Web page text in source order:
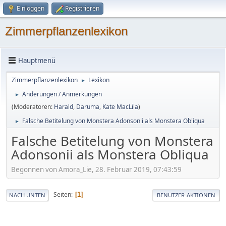
Einloggen Registrieren
Zimmerpflanzenlexikon
Hauptmenü
Zimmerpflanzenlexikon ► Lexikon
►
Änderungen / Anmerkungen
(Moderatoren: Harald, Daruma, Kate MacLila)
► Falsche Betitelung von Monstera Adonsonii als Monstera Obliqua
Falsche Betitelung von Monstera
Adonsonii als Monstera Obliqua
Begonnen von Amora_Lie, 28. Februar 2019, 07:43:59
NACH UNTEN Seiten 1 BENUTZER-AKTIONEN